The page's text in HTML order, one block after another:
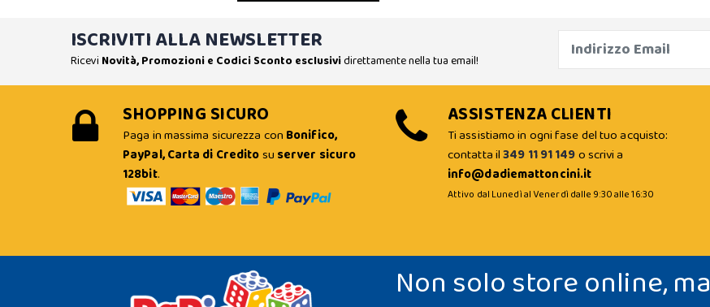
ISCRIVITI ALLA NEWSLETTER
Ricevi Novità, Promozioni e Codici Sconto esclusividirettamente nella tua email!
SHOPPING SICURO
Paga in massima sicurezza con Bonifico,
PayPal, Carta di Creditosu server sicuro
128bit.
ASSISTENZA CLIENTI
Ti assistiamo in ogni fase del tuo acquisto:
contatta il349 11 91 149o scrivi a
info@dadiemattoncini.it
Attivo dal Lunedì al Venerdì dalle 9:30 alle 16:30
Non solo store online, ma